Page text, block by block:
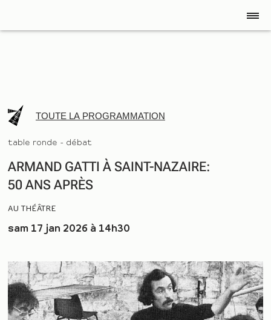
TOUTE LA PROGRAMMATION
table ronde - débat
ARMAND GATTI À SAINT-NAZAIRE:
50 ANS APRÈS
AU THÉÂTRE
sam 17 jan 2026 à 14h30